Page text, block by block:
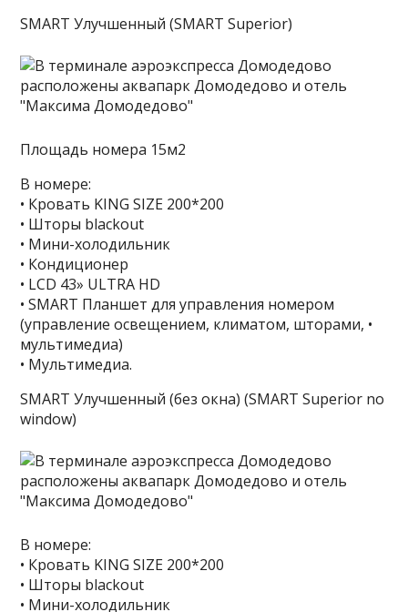
SMART Улучшенный (SMART Superior)
Площадь номера 15м2
В номере:
• Кровать KING SIZE 200*200
• Шторы blackout
• Мини-холодильник
• Кондиционер
• LCD 43» ULTRA HD
• SMART Планшет для управления номером
(управление освещением, климатом, шторами, •
мультимедиа)
• Мультимедиа.
SMART Улучшенный (без окна) (SMART Superior no
window)
В номере:
• Кровать KING SIZE 200*200
• Шторы blackout
• Мини-холодильник